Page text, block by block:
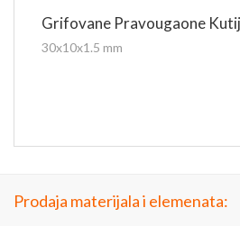
Grifovane Pravougaone
30x10x1.5 mm
Prodaja materijala i elemenata: